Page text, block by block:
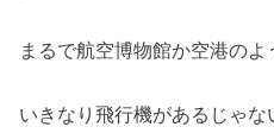
まるで航空博物館か空港のよ
いきなり飛行機があるじゃな